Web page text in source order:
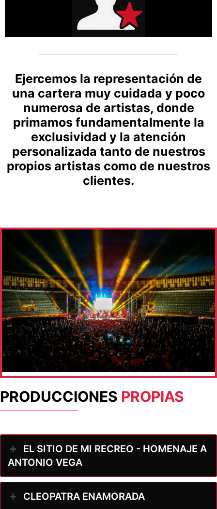
Ejercemos la representación de
una cartera muy cuidada y poco
numerosa de artistas, donde
primamos fundamentalmente la
exclusividad y la atención
personalizada tanto de nuestros
propios artistas como de nuestros
clientes.
PRODUCCIONES PROPIAS
EL SITIO DE MI RECREO - HOMENAJE A
ANTONIO VEGA
CLEOPATRA ENAMORADA